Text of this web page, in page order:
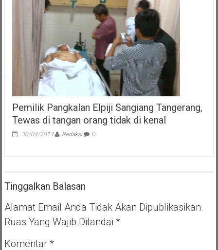
Pemilik Pangkalan Elpiji Sangiang Tangerang,
Tewas di tangan orang tidak di kenal
30/04/2014 Redaksi 0
Tinggalkan Balasan
Alamat Email Anda Tidak Akan Dipublikasikan.
Ruas Yang Wajib Ditandai *
Komentar *